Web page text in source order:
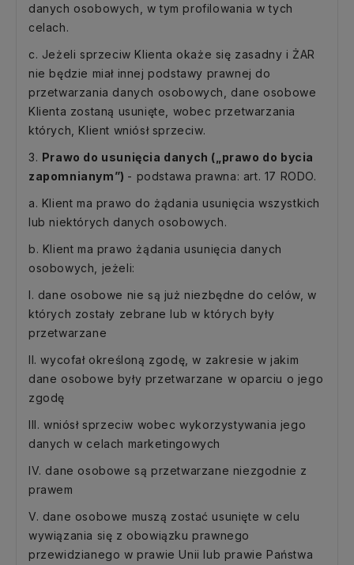
danych osobowych, w tym profilowania w tych
celach.
c. Jeżeli sprzeciw Klienta okaże się zasadny i ŻAR
nie będzie miał innej podstawy prawnej do
przetwarzania danych osobowych, dane osobowe
Klienta zostaną usunięte, wobec przetwarzania
których, Klient wniósł sprzeciw.
3. Prawo do usunięcia danych („prawo do bycia
zapomnianym”) - podstawa prawna: art. 17 RODO.
a. Klient ma prawo do żądania usunięcia wszystkich
lub niektórych danych osobowych.
b. Klient ma prawo żądania usunięcia danych
osobowych, jeżeli:
I. dane osobowe nie są już niezbędne do celów, w
których zostały zebrane lub w których były
przetwarzane
II. wycofał określoną zgodę, w zakresie w jakim
dane osobowe były przetwarzane w oparciu o jego
zgodę
III. wniósł sprzeciw wobec wykorzystywania jego
danych w celach marketingowych
IV. dane osobowe są przetwarzane niezgodnie z
prawem
V. dane osobowe muszą zostać usunięte w celu
wywiązania się z obowiązku prawnego
przewidzianego w prawie Unii lub prawie Państwa